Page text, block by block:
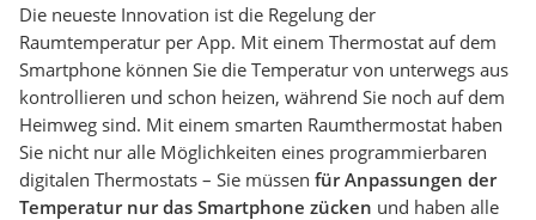
Die neueste Innovation ist die Regelung der
Raumtemperatur per App. Mit einem Thermostat auf dem
Smartphone können Sie die Temperatur von unterwegs aus
kontrollieren und schon heizen, während Sie noch auf dem
Heimweg sind. Mit einem smarten Raumthermostat haben
Sie nicht nur alle Möglichkeiten eines programmierbaren
digitalen Thermostats – Sie müssen für Anpassungen der
Temperatur nur das Smartphone zücken und haben alle